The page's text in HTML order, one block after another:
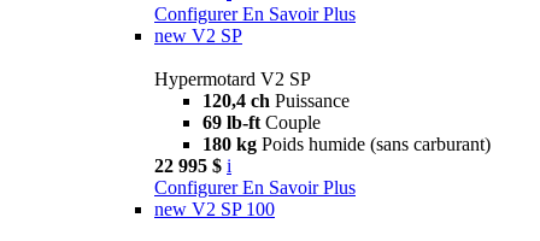
Configurer En Savoir Plus
new V2 SP
Hypermotard V2 SP
120,4 ch Puissance
69 lb-ft Couple
180 kg Poids humide (sans carburant)
22 995 $ i
Configurer En Savoir Plus
new V2 SP 100